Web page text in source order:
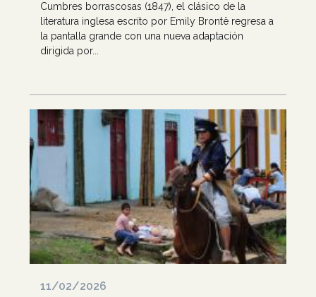
Cumbres borrascosas (1847), el clásico de la
literatura inglesa escrito por Emily Brontë regresa a
la pantalla grande con una nueva adaptación
dirigida por...
11/02/2026